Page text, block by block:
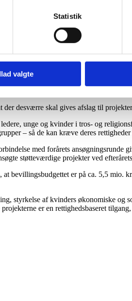
Statistik
valgte
er der igen stort pres på
for næsten 11 mio. kr., heraf er
desværre skal gives afslag til
unge og kvinder i tros- og
– så de kan kræve deres
med forårets ansøgningsrunde
støtteværdige projekter ved
bevillingsbudgettet er på ca. 5,5 mio.
styrkelse af kvinders økonomiske og
er en rettighedsbaseret